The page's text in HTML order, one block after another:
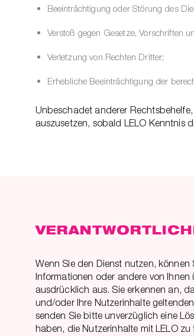
Beeinträchtigung oder Störung des
Verstoß gegen Gesetze, Vorschriften
Verletzung von Rechten Dritter;
Erhebliche Beeinträchtigung der
Unbeschadet anderer
auszusetzen, sobald LELO Kenntnis
Wenn Sie den Dienst nutzen, können
Informationen oder andere von Ihnen
ausdrücklich aus. Sie erkennen an,
und/oder Ihre Nutzerinhalte
senden Sie bitte unverzüglich eine
haben, die Nutzerinhalte mit LELO zu